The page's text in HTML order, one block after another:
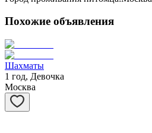
Похожие объявления
Шахматы
1 год, Девочка
Москва